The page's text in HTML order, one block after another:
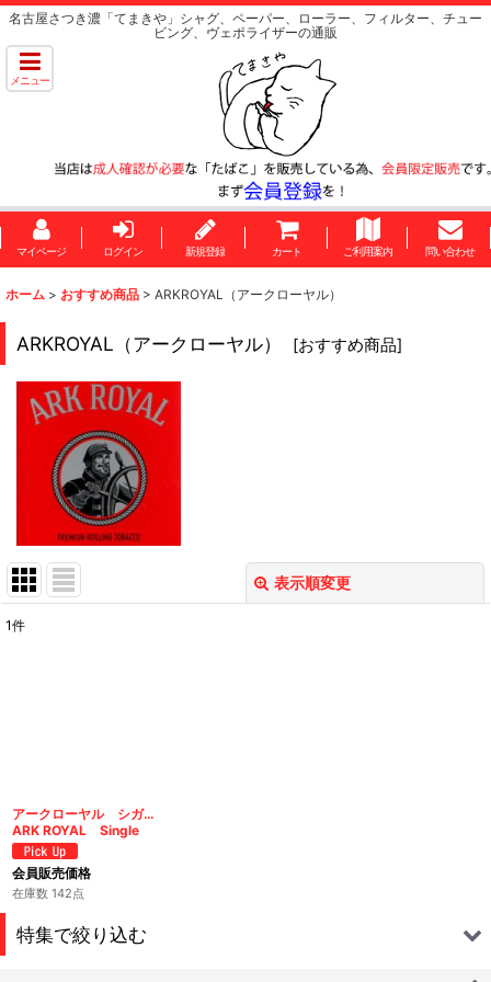
名古屋さつき濃「てまきや」シャグ、ペーパー、ローラー、フィルター、チュー
ビング、ヴェポライザーの通販
メニュー
マイページ ログイン 新規登録 カート ご利用案内 問い合わせ
ホーム > おすすめ商品 > ARKROYAL（アークローヤル）
ARKROYAL（アークローヤル） [おすすめ商品]
表示順変更
1件
アークローヤル シガレットペーパー
ARK ROYAL Single
会員販売価格
在庫数 142点
特集で絞り込む